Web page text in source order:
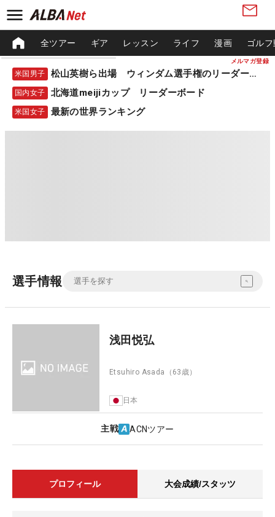
メルマガ登録
全ツアー ギア レッスン ライフ 漫画 ゴル
米国男子 松山英樹ら出場 ウィンダム選手権のリーダーボード
国内女子 北海道meijiカップ リーダーボード
米国女子 最新の世界ランキング
選手情報
浅田悦弘
Etsuhiro Asada （63歳）
日本
主戦 ACNツアー
プロフィール 大会成績/スタッツ